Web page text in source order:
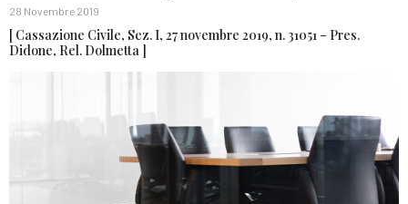
28 Novembre 2019
[ Cassazione Civile, Sez. I, 27 novembre 2019, n. 31051 – Pres.
Didone, Rel. Dolmetta ]